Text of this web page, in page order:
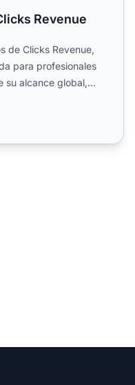
Revenue
de Clicks Revenue,
para profesionales
su alcance global,